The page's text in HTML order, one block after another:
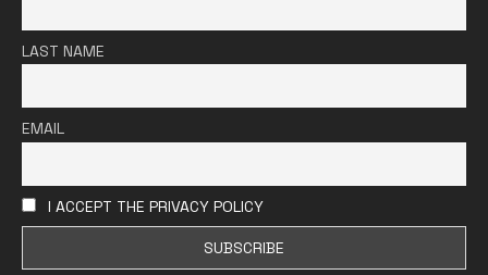
LAST NAME
EMAIL
I ACCEPT THE PRIVACY POLICY